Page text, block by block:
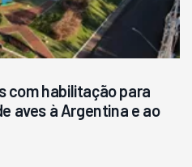
com habilitação para
aves à Argentina e ao